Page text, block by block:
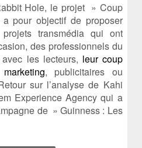
Hole, le projet » Coup
pour objectif de proposer
transmédia qui ont
des professionnels du
les lecteurs, leur coup
, publicitaires ou
sur l’analyse de Kahi
Experience Agency qui a
de » Guinness : Les